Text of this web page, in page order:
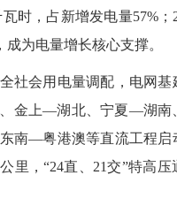
时，占新增发电量57%
为电量增长核心支撑。
会用电量调配，电网基
金上—湖北、宁夏—湖
—粤港澳等直流工程启
里，“24直、21交”特高